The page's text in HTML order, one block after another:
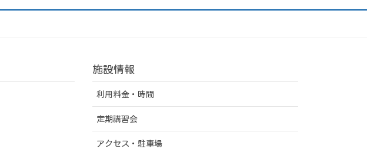
施設情報
利用料金・時間
定期講習会
アクセス・駐車場